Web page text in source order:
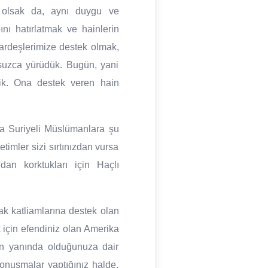
olsak da, aynı duygu ve
hatırlatmak ve hainlerin
destek olmak,
yürüdük. Bugün, yani
Ona destek veren hain
Suriyeli Müslümanlara şu
sizi sırtınızdan vursa
korktukları için Haçlı
katliamlarına destek olan
efendiniz olan Amerika
yanında olduğunuza dair
yaptığınız halde,